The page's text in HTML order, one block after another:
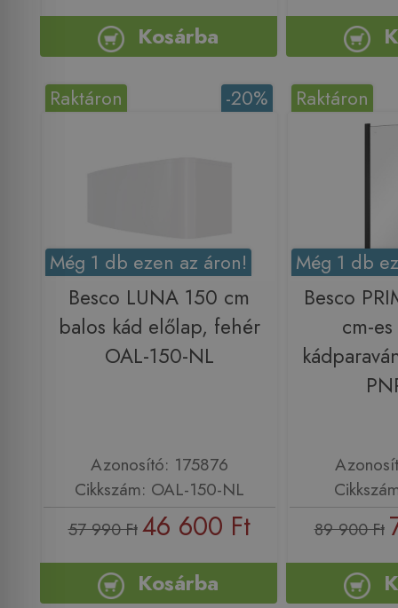
Kosárba
-20%
Raktáron
Még 1 db ezen az áron!
Besco LUNA 150 cm
balos kád előlap, fehér
OAL-150-NL
Azonosító: 175876
Cikkszám: OAL-150-NL
57 990 Ft 46 600 Ft
Kosárba
Raktáron
Még 1 db
Besco
cm-
89 900 Ft